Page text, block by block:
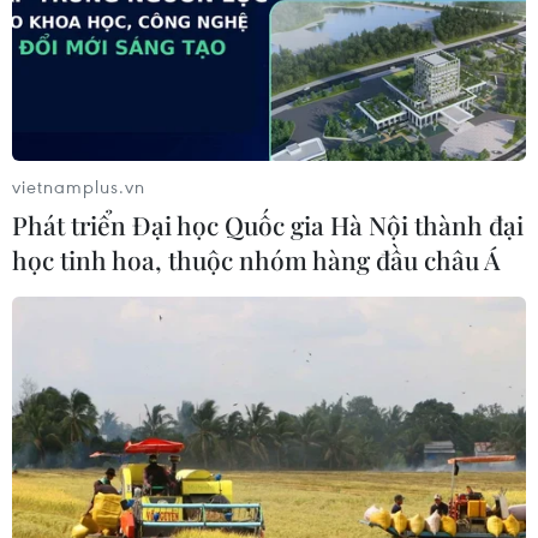
#Niên đại cách đây 1.200 năm
Israel
Facebook Twitter Lưu bài viết Copy link
Theo dõi VietnamPlus
Bình luận
vietnamplus.vn
Phát triển Đại học Quốc gia Hà Nội thành đại
học tinh hoa, thuộc nhóm hàng đầu châu Á